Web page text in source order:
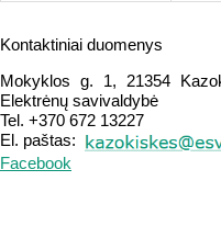
Kontaktiniai duomenys
Mokyklos g. 1, 21354
Elektrėnų savivaldybė
Tel. +370 672 13227
El. paštas:
Facebook